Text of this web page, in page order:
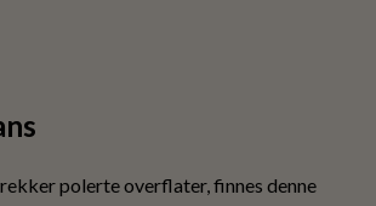
polerte overflater, finnes denne